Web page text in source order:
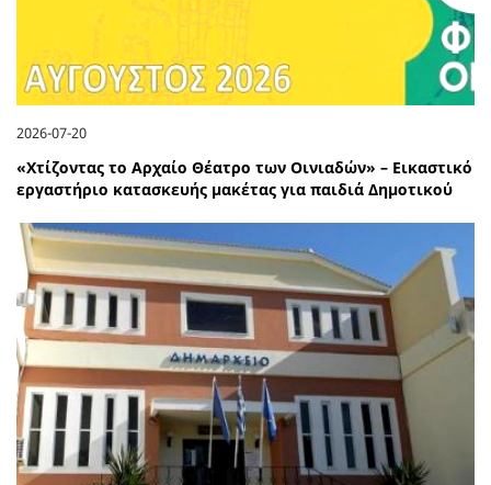
2026-07-20
«Χτίζοντας το Αρχαίο Θέατρο των Οινιαδών» – Εικαστικό
εργαστήριο κατασκευής μακέτας για παιδιά Δημοτικού